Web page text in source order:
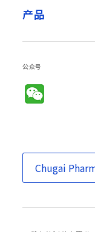
产品
公众号
Chugai